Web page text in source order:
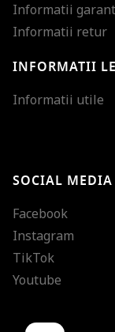
Informatii
Informatii retur
INFORMATII
Informatii utile
SOCIAL MEDIA
Facebook
Instagram
TikTok
Youtube